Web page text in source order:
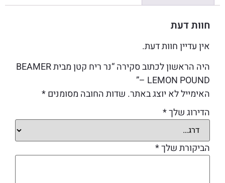
חוות דעת
אין עדיין חוות דעת.
היה הראשון לכתוב סקירה “נר ריח קטן מבית BEAMER
– LEMON POUND”
האימייל לא יוצג באתר. שדות החובה מסומנים*
הדירוג שלך*
הביקורת שלך*